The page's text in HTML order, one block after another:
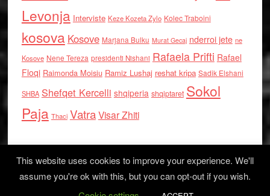
Levonja Interviste Keze Kozeta Zylo Kolec Traboini
kosova Kosove Marjana Bulku Murat Gecaj nderroi jete ne
Kosove Nene Tereza presidenti Nishani Rafaela Prifti Rafael
Floqi Raimonda Moisiu Ramiz Lushaj reshat kripa Sadik Elshani
SHBA Shefqet Kercelli shqiperia shqiptaret Sokol
Paja Thaci VatraVisar Zhiti
This website uses cookies to improve your experience. We'll
assume you're ok with this, but you can opt-out if you wish.